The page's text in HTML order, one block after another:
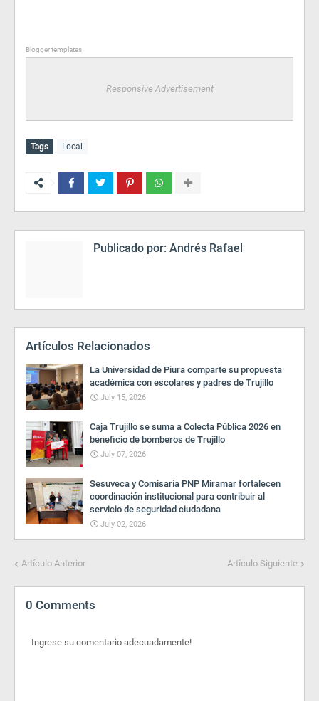
Blogger templates
Responsive Advertisement
Tags Local
Publicado por: Andrés Rafael
Artículos Relacionados
La Universidad de Piura comparte su propuesta
académica con escolares y padres de Trujillo
July 15, 2026
Caja Trujillo se suma a Colecta Pública 2026 en
beneficio de bomberos de Trujillo
July 07, 2026
Sesuveca y Comisaría PNP Miramar fortalecen
coordinación institucional para contribuir al
servicio de seguridad ciudadana
July 02, 2026
Artículo Anterior Artículo Siguiente
0 Comments
Ingrese su comentario adecuadamente!